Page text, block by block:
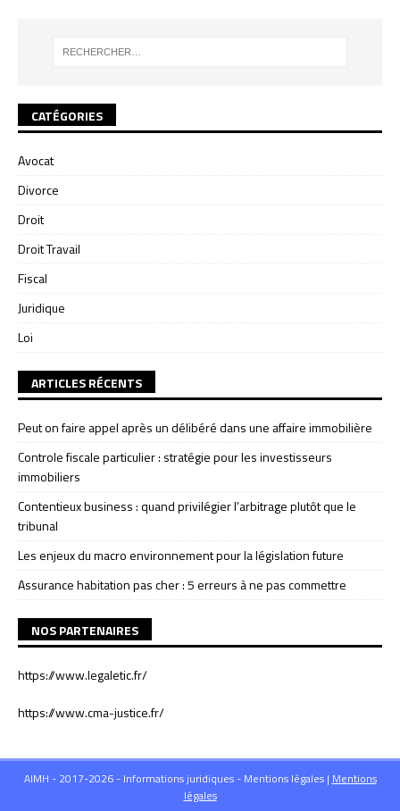
CATÉGORIES
Avocat
Divorce
Droit
Droit Travail
Fiscal
Juridique
Loi
ARTICLES RÉCENTS
Peut on faire appel après un délibéré dans une affaire immobilière
Controle fiscale particulier : stratégie pour les investisseurs
immobiliers
Contentieux business : quand privilégier l’arbitrage plutôt que le
tribunal
Les enjeux du macro environnement pour la législation future
Assurance habitation pas cher : 5 erreurs à ne pas commettre
NOS PARTENAIRES
https://www.legaletic.fr/
https://www.cma-justice.fr/
AIMH - 2017-2026 - Informations juridiques - Mentions légales | Mentions
légales